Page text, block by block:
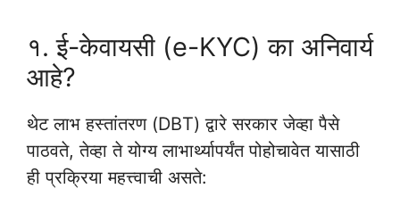
१. ई-केवायसी (e-KYC) का अनिवार्य
आहे?
थेट लाभ हस्तांतरण (DBT) द्वारे सरकार जेव्हा पैसे
पाठवते, तेव्हा ते योग्य लाभार्थ्यापर्यंत पोहोचावेत यासाठी
ही प्रक्रिया महत्त्वाची असते: